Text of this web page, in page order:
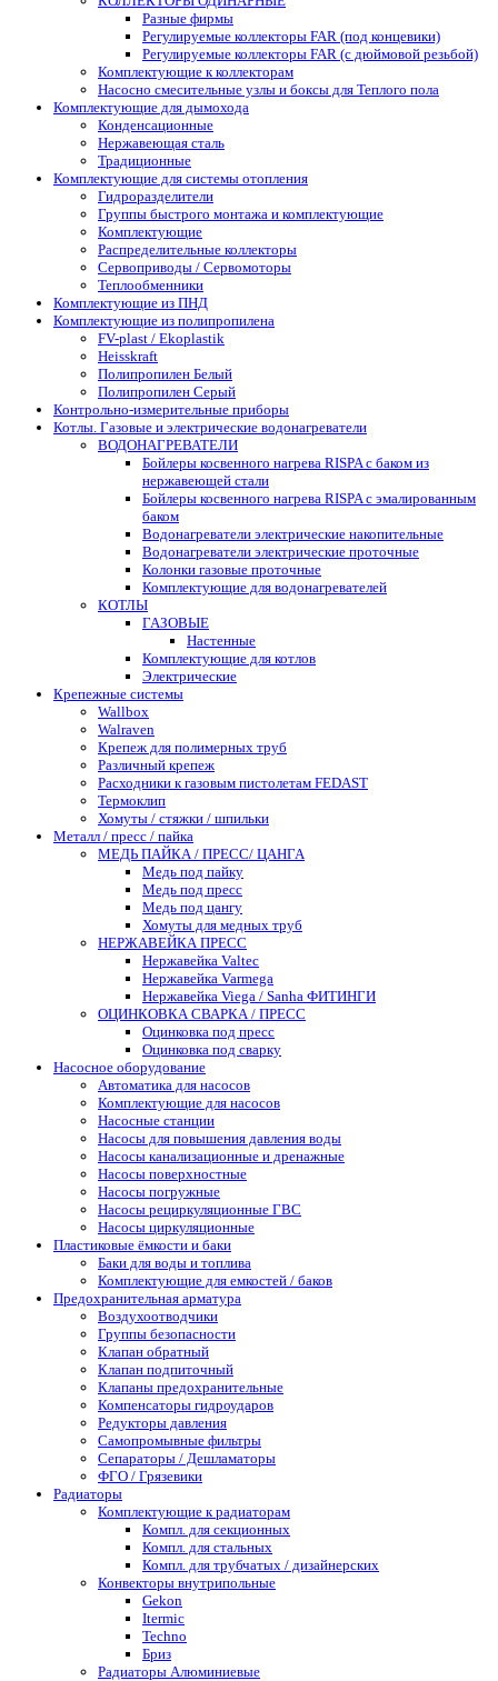
Разные фирмы
Регулируемые коллекторы FAR (под концевики)
Регулируемые коллекторы FAR (с дюймовой резьбой)
Комплектующие к коллекторам
Насосно смесительные узлы и боксы для Теплого пола
Комплектующие для дымохода
Конденсационные
Нержавеющая сталь
Традиционные
Комплектующие для системы отопления
Гидроразделители
Группы быстрого монтажа и комплектующие
Комплектующие
Распределительные коллекторы
Сервоприводы / Сервомоторы
Теплообменники
Комплектующие из ПНД
Комплектующие из полипропилена
FV-plast / Ekoplastik
Heisskraft
Полипропилен Белый
Полипропилен Серый
Контрольно-измерительные приборы
Котлы. Газовые и электрические водонагреватели
ВОДОНАГРЕВАТЕЛИ
Бойлеры косвенного нагрева RISPA с баком из
нержавеющей стали
Бойлеры косвенного нагрева RISPA с эмалированным
баком
Водонагреватели электрические накопительные
Водонагреватели электрические проточные
Колонки газовые проточные
Комплектующие для водонагревателей
КОТЛЫ
ГАЗОВЫЕ
Настенные
Комплектующие для котлов
Электрические
Крепежные системы
Wallbox
Walraven
Крепеж для полимерных труб
Различный крепеж
Расходники к газовым пистолетам FEDAST
Термоклип
Хомуты / стяжки / шпильки
Металл / пресс / пайка
МЕДЬ ПАЙКА / ПРЕСС/ ЦАНГА
Медь под пайку
Медь под пресс
Медь под цангу
Хомуты для медных труб
НЕРЖАВЕЙКА ПРЕСС
Нержавейка Valtec
Нержавейка Varmega
Нержавейка Viega / Sanha ФИТИНГИ
ОЦИНКОВКА СВАРКА / ПРЕСС
Оцинковка под пресс
Оцинковка под сварку
Насосное оборудование
Автоматика для насосов
Комплектующие для насосов
Насосные станции
Насосы для повышения давления воды
Насосы канализационные и дренажные
Насосы поверхностные
Насосы погружные
Насосы рециркуляционные ГВС
Насосы циркуляционные
Пластиковые ёмкости и баки
Баки для воды и топлива
Комплектующие для емкостей / баков
Предохранительная арматура
Воздухоотводчики
Группы безопасности
Клапан обратный
Клапан подпиточный
Клапаны предохранительные
Компенсаторы гидроударов
Редукторы давления
Самопромывные фильтры
Сепараторы / Дешламаторы
ФГО / Грязевики
Радиаторы
Комплектующие к радиаторам
Компл. для секционных
Компл. для стальных
Компл. для трубчатых / дизайнерских
Конвекторы внутрипольные
Gekon
Itermic
Techno
Бриз
Радиаторы Алюминиевые